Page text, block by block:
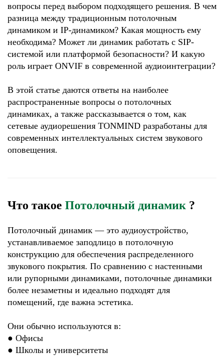
вопросы перед выбором подходящего решения. В чем
разница между традиционным потолочным
динамиком и IP-динамиком? Какая мощность ему
необходима? Может ли динамик работать с SIP-
системой или платформой безопасности? И какую
роль играет ONVIF в современной аудиоинтеграции?
В этой статье даются ответы на наиболее
распространенные вопросы о потолочных
динамиках, а также рассказывается о том, как
сетевые аудиорешения TONMIND разработаны для
современных интеллектуальных систем звукового
оповещения.
Что такое Потолочный динамик ?
Потолочный динамик — это аудиоустройство,
устанавливаемое заподлицо в потолочную
конструкцию для обеспечения распределенного
звукового покрытия. По сравнению с настенными
или рупорными динамиками, потолочные динамики
более незаметны и идеально подходят для
помещений, где важна эстетика.
Они обычно используются в:
● Офисы
● Школы и университеты